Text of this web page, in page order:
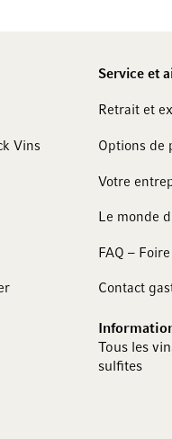
Vins
Service et
Retrait et
Options de
Votre
Le monde
FAQ –
Contact
Tous les
sulfites